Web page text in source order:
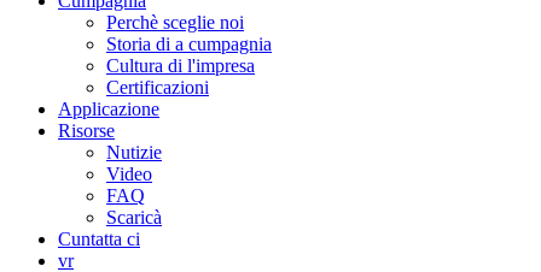
Perchè sceglie noi
Storia di a cumpagnia
Cultura di l'impresa
Certificazioni
Applicazione
Risorse
Nutizie
Video
FAQ
Scaricà
Cuntatta ci
vr